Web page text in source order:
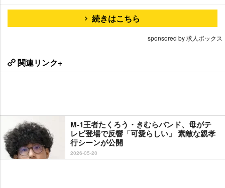
続きはこちら
sponsored by 求人ボックス
関連リンク+
M-1王者たくろう・きむらバンド、母がテ
レビ登場で反響「可愛らしい」 素敵な親孝
行シーンが公開
2026-05-20